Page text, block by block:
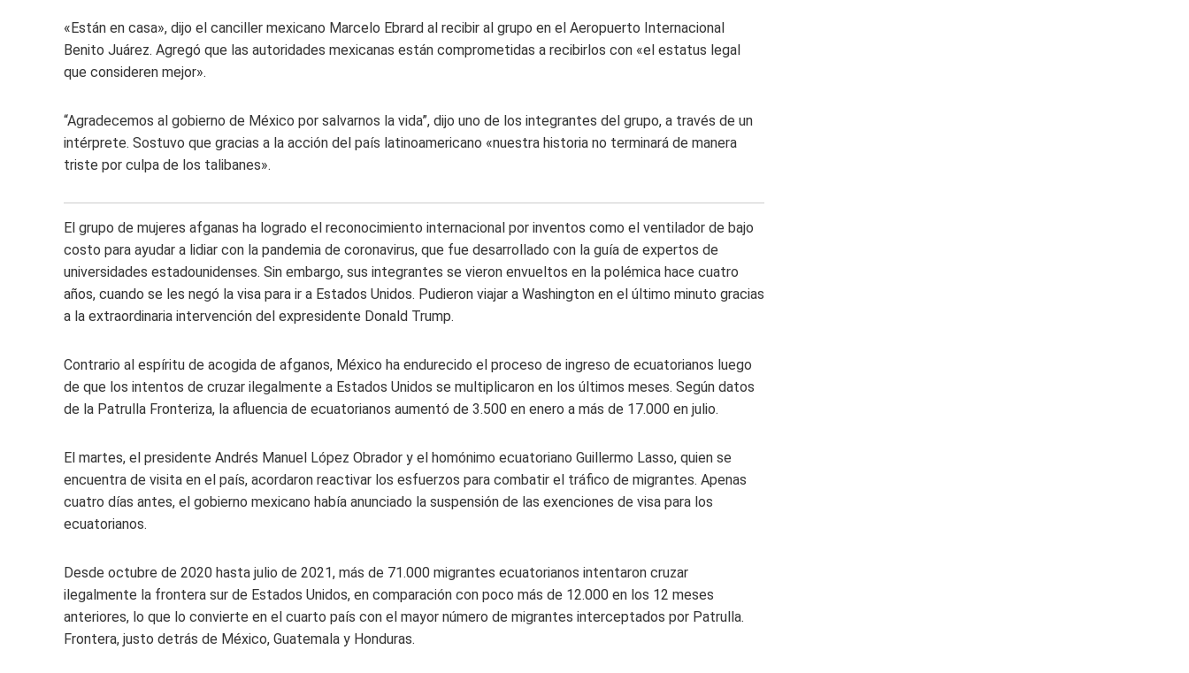
«Están en casa», dijo el canciller mexicano Marcelo Ebrard al recibir al grupo en el Aeropuerto Internacional
Benito Juárez. Agregó que las autoridades mexicanas están comprometidas a recibirlos con «el estatus legal
que consideren mejor».
“Agradecemos al gobierno de México por salvarnos la vida”, dijo uno de los integrantes del grupo, a través de un
intérprete. Sostuvo que gracias a la acción del país latinoamericano «nuestra historia no terminará de manera
triste por culpa de los talibanes».
El grupo de mujeres afganas ha logrado el reconocimiento internacional por inventos como el ventilador de bajo
costo para ayudar a lidiar con la pandemia de coronavirus, que fue desarrollado con la guía de expertos de
universidades estadounidenses. Sin embargo, sus integrantes se vieron envueltos en la polémica hace cuatro
años, cuando se les negó la visa para ir a Estados Unidos. Pudieron viajar a Washington en el último minuto gracias
a la extraordinaria intervención del expresidente Donald Trump.
Contrario al espíritu de acogida de afganos, México ha endurecido el proceso de ingreso de ecuatorianos luego
de que los intentos de cruzar ilegalmente a Estados Unidos se multiplicaron en los últimos meses. Según datos
de la Patrulla Fronteriza, la afluencia de ecuatorianos aumentó de 3.500 en enero a más de 17.000 en julio.
El martes, el presidente Andrés Manuel López Obrador y el homónimo ecuatoriano Guillermo Lasso, quien se
encuentra de visita en el país, acordaron reactivar los esfuerzos para combatir el tráfico de migrantes. Apenas
cuatro días antes, el gobierno mexicano había anunciado la suspensión de las exenciones de visa para los
ecuatorianos.
Desde octubre de 2020 hasta julio de 2021, más de 71.000 migrantes ecuatorianos intentaron cruzar
ilegalmente la frontera sur de Estados Unidos, en comparación con poco más de 12.000 en los 12 meses
anteriores, lo que lo convierte en el cuarto país con el mayor número de migrantes interceptados por Patrulla.
Frontera, justo detrás de México, Guatemala y Honduras.